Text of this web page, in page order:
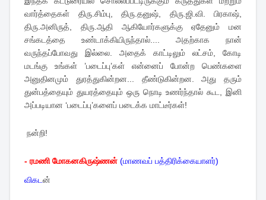
வார்த்தைகள் திரு.சிம்பு, திரு.தனுஷ், திரு.ஜி.வி. பிரகாஷ்,
திரு.அனிருத், திரு.ஆதி ஆகியோர்களுக்கு ஏதேனும் மன
சங்கடத்தை உண்டாக்கியிருந்தால்.... அதற்காக நான்
வருந்தப்போவது இல்லை. அதைக் காட்டிலும் லட்சம், கோடி
மடங்கு உங்கள் ’படைப்பு’கள் என்னைப் போன்ற பெண்களை
அனுதினமும் துரத்துகின்றன... தீண்டுகின்றன. அது தரும்
துன்பத்தையும் துயரத்தையும் ஒரு நொடி உணர்ந்தால் கூட, இனி
அப்படியான ‘படைப்பு’களைப் படைக்க மாட்டீர்கள்!
நன்றி!
- ரமணி மோகனகிருஷ்ணன் (மாணவப் பத்திரிக்கையாளர்)
விகட ன்